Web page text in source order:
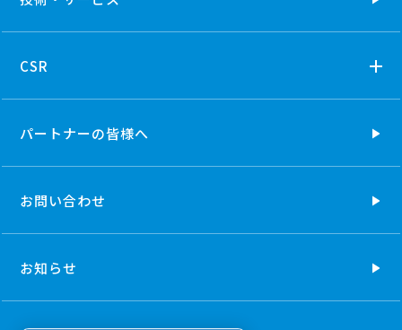
CSR
パートナーの皆様へ
お問い合わせ
お知らせ